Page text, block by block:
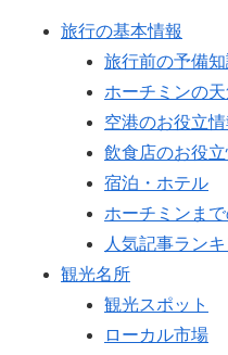
旅行の基本情報
旅行前の予備
ホーチミンの
空港のお役立情
飲食店のお役立
宿泊・ホテル
ホーチミンま
人気記事ラン
観光名所
観光スポット
ローカル市場